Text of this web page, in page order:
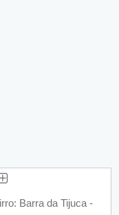
Barra da Tijuca -